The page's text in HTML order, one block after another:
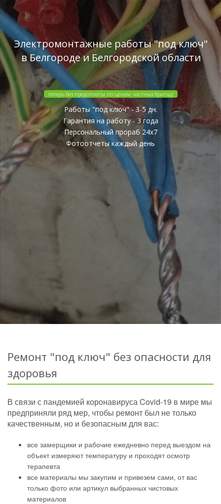
Электромонтажные работы "под ключ"
в Белгороде и Белгородской области
теперь без предоплаты по ценам частных бригад!
Работы "под ключ" - 3-5 дн.
Гарантия на работу - 3 года
Персональный прораб 24x7
Фотоотчеты каждый день
Ремонт "под ключ" без опасности для
здоровья
В связи с пандемией коронавируса Covid-19 в мире мы
предприняли ряд мер, чтобы ремонт был не только
качественным, но и безопасным для вас:
все замерщики и рабочие ежедневно перед выездом на
объект измеряют температуру и проходят осмотр
терапевта
все материалы мы закупим и привезем сами, от вас
только фото или артикул выбранных чистовых
материалов